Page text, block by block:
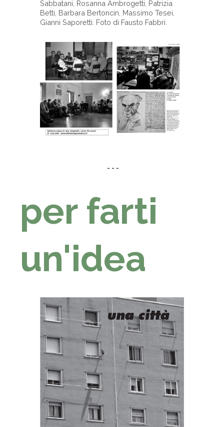
Sabbatani, Rosanna Ambrogetti, Patrizia
Betti, Barbara Bertoncin, Massimo Tesei,
Gianni Saporetti. Foto di Fausto Fabbri.
- - -
per farti
un'idea